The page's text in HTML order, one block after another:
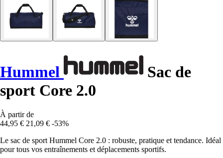
Hummel
Sac de
sport Core 2.0
À partir de
44,95 € 21,09 € -53%
Le sac de sport Hummel Core 2.0 : robuste, pratique et tendance. Idéal
pour tous vos entraînements et déplacements sportifs.